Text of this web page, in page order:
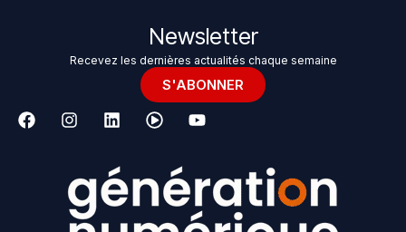
Newsletter
Recevez les dernières actualités chaque semaine
S'ABONNER